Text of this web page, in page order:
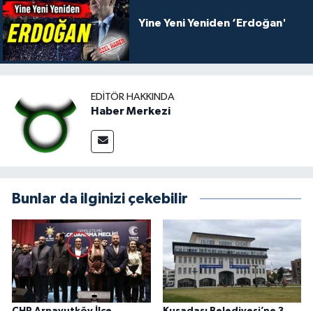
Yine Yeni Yeniden ‘Erdoğan'
EDITÖR HAKKINDA
Haber Merkezi
Bunlar da ilginizi çekebilir